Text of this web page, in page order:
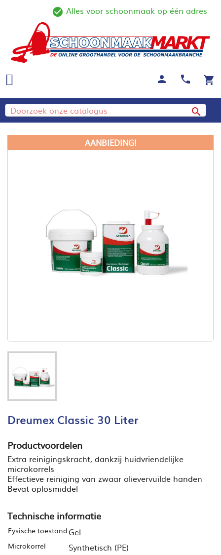
check_circle_outline
Alles voor schoonmaak op één adres
shopping_cart
call
person

AANBIEDING!
Dreumex Classic 30 Liter
Productvoordelen
Extra reinigingskracht, dankzij huidvriendelijke
microkorrels
Effectieve reiniging van zwaar olievervuilde handen
Bevat oplosmiddel
Technische informatie
Fysische toestandGel
Microkorrel Synthetisch (PE)